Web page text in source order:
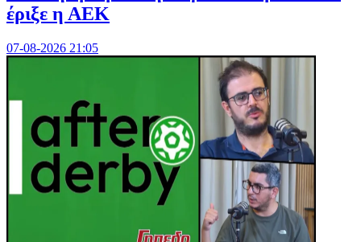
έριξε η ΑΕΚ
07-08-2026 21:05